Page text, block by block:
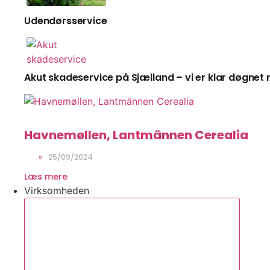
Udendørsservice
Akut skadeservice på Sjælland – vi er klar døgnet
Havnemøllen, Lantmännen Cerealia
25/09/2024
Læs mere
Virksomheden